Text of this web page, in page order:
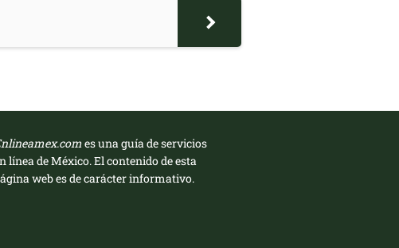
es una guía de servicios
línea de México. El contenido de esta
web es de carácter informativo.